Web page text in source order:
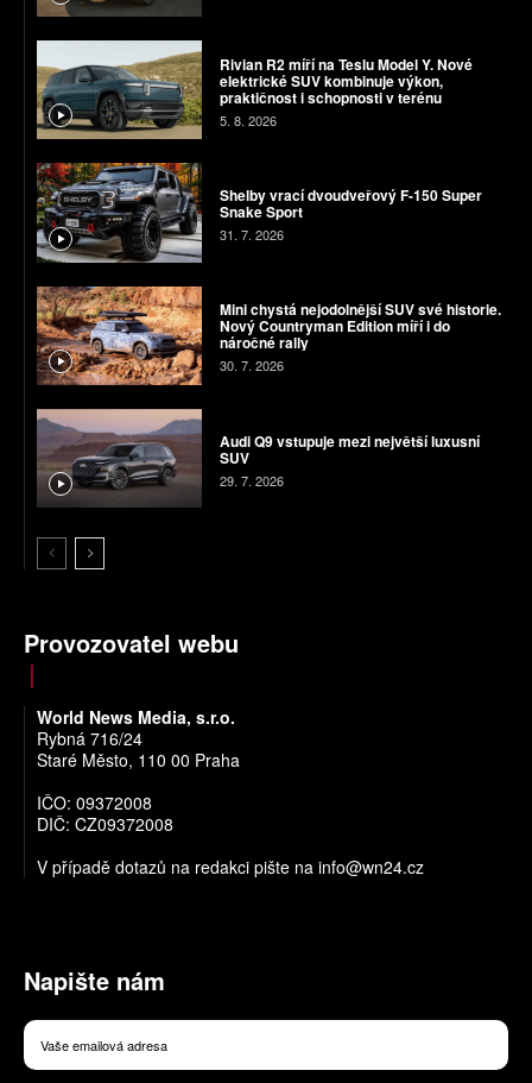
Rivian R2 míří na Teslu Model Y. Nové
elektrické SUV kombinuje výkon,
praktičnost i schopnosti v terénu
5. 8. 2026
Shelby vrací dvoudveřový F-150 Super
Snake Sport
31. 7. 2026
Mini chystá nejodolnější SUV své historie.
Nový Countryman Edition míří i do
náročné rally
30. 7. 2026
Audi Q9 vstupuje mezi největší luxusní
SUV
29. 7. 2026
Provozovatel webu
World News Media, s.r.o.
Rybná 716/24
Staré Město, 110 00 Praha
IČO: 09372008
DIČ: CZ09372008
V případě dotazů na redakci pište na info@wn24.cz
Napište nám